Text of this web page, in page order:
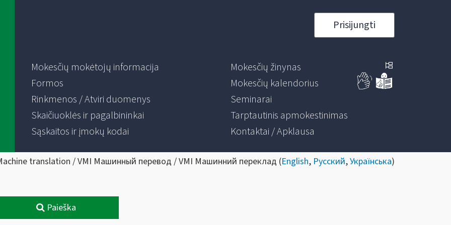
Prisijungti
Mokesčių mokėtojų informacija
Formos
Rinkmenos / Atviri duomenys
Skaičiuoklės ir pagalbininkai
Sąskaitos ir įmokų kodai
Mokesčių žinynas
Mokesčių kalendorius
Seminarai
Tarptautinis apmokestinimas
Kontaktai / Apklausa
translation / VMI Машинный перевод / VMI Машинний переклад (English, Русский,Українська)
Paieška